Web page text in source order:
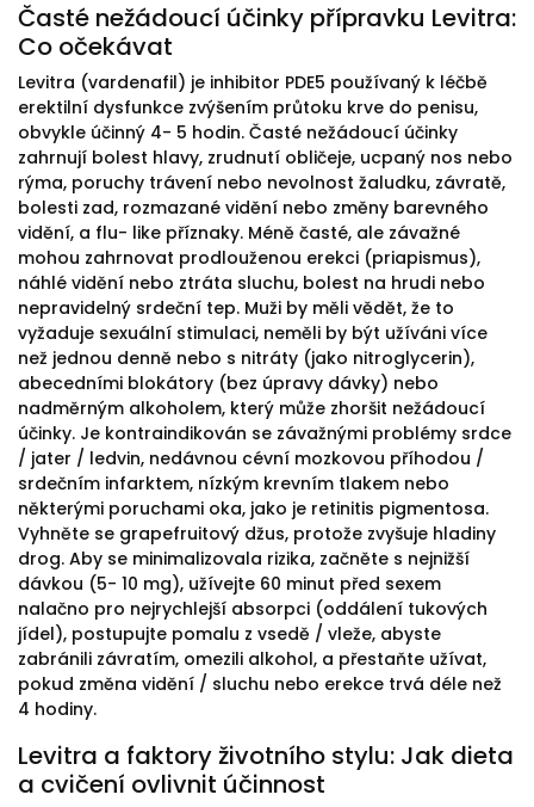
Časté nežádoucí účinky přípravku Levitra:
Co očekávat
Levitra (vardenafil) je inhibitor PDE5 používaný k léčbě
erektilní dysfunkce zvýšením průtoku krve do penisu,
obvykle účinný 4- 5 hodin. Časté nežádoucí účinky
zahrnují bolest hlavy, zrudnutí obličeje, ucpaný nos nebo
rýma, poruchy trávení nebo nevolnost žaludku, závratě,
bolesti zad, rozmazané vidění nebo změny barevného
vidění, a flu- like příznaky. Méně časté, ale závažné
mohou zahrnovat prodlouženou erekci (priapismus),
náhlé vidění nebo ztráta sluchu, bolest na hrudi nebo
nepravidelný srdeční tep. Muži by měli vědět, že to
vyžaduje sexuální stimulaci, neměli by být užíváni více
než jednou denně nebo s nitráty (jako nitroglycerin),
abecedními blokátory (bez úpravy dávky) nebo
nadměrným alkoholem, který může zhoršit nežádoucí
účinky. Je kontraindikován se závažnými problémy srdce
/ jater / ledvin, nedávnou cévní mozkovou příhodou /
srdečním infarktem, nízkým krevním tlakem nebo
některými poruchami oka, jako je retinitis pigmentosa.
Vyhněte se grapefruitový džus, protože zvyšuje hladiny
drog. Aby se minimalizovala rizika, začněte s nejnižší
dávkou (5- 10 mg), užívejte 60 minut před sexem
nalačno pro nejrychlejší absorpci (oddálení tukových
jídel), postupujte pomalu z vsedě / vleže, abyste
zabránili závratím, omezili alkohol, a přestaňte užívat,
pokud změna vidění / sluchu nebo erekce trvá déle než
4 hodiny.
Levitra a faktory životního stylu: Jak dieta
a cvičení ovlivnit účinnost